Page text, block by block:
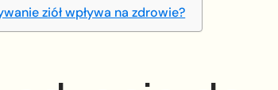
ziół wpływa na zdrowie?